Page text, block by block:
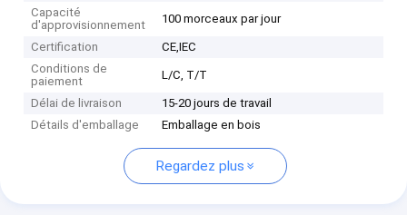
Capacité
d'approvisionnement
100 morceaux par jour
Certification
CE,IEC
Conditions de
paiement
L/C, T/T
Délai de livraison
15-20 jours de travail
Détails d'emballage
Emballage en bois
Regardez plus